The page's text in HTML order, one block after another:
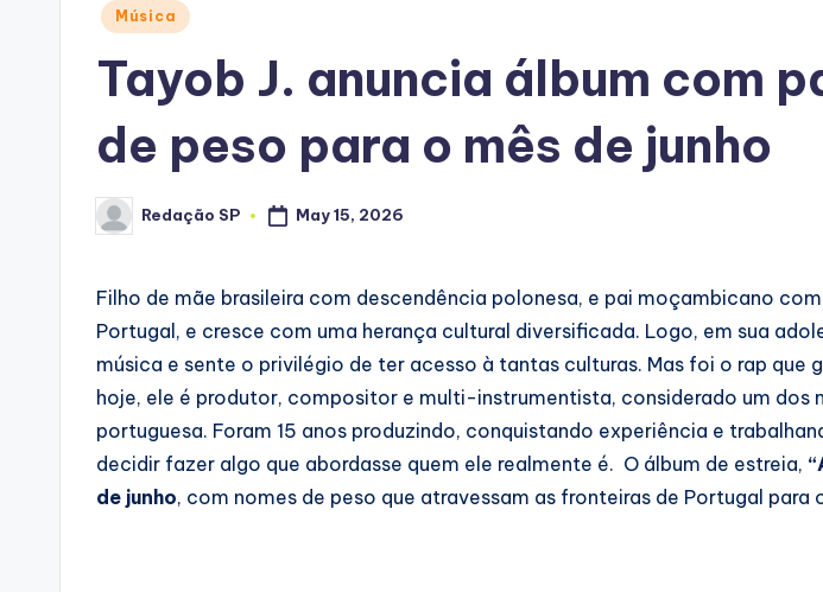
Posted
Música
Tayob J. anuncia álbum com
de peso para o mês de junho
Posted
by
Redação SP May 15, 2026
Filho de mãe brasileira com descendência polonesa, e pai moçambicano
Portugal, e cresce com uma herança cultural diversificada. Logo, em sua
música e sente o privilégio de ter acesso à tantas culturas. Mas foi o rap que
hoje, ele é produtor, compositor e multi-instrumentista, considerado um dos
portuguesa. Foram 15 anos produzindo, conquistando experiência e
decidir fazer algo que abordasse quem ele realmente é. O álbum de estreia,
de junho, com nomes de peso que atravessam as fronteiras de Portugal para